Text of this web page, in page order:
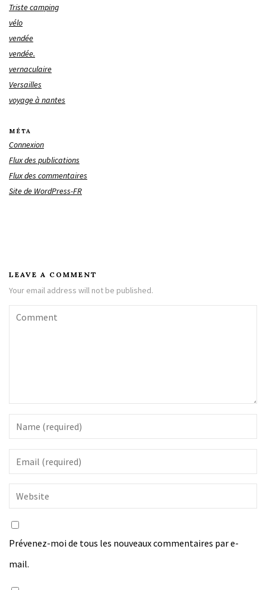
Triste camping
vélo
vendée
vendée.
vernaculaire
Versailles
voyage à nantes
MÉTA
Connexion
Flux des publications
Flux des commentaires
Site de WordPress-FR
LEAVE A COMMENT
Your email address will not be published.
Prévenez-moi de tous les nouveaux commentaires par e-
mail.